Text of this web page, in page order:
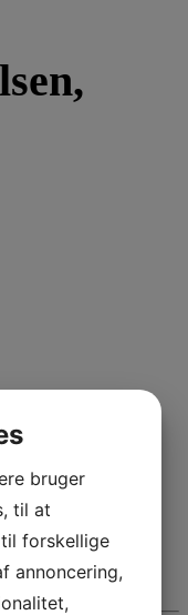
bruger
til at
forskellige
annoncering,